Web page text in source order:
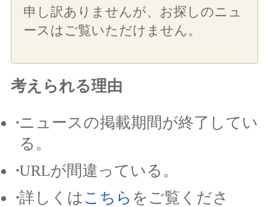
申し訳ありませんが、お探しのニュ
ースはご覧いただけません。
考えられる理由
ニュースの掲載期間が終了してい
る。
URLが間違っている。
詳しくは こちら をご覧くださ